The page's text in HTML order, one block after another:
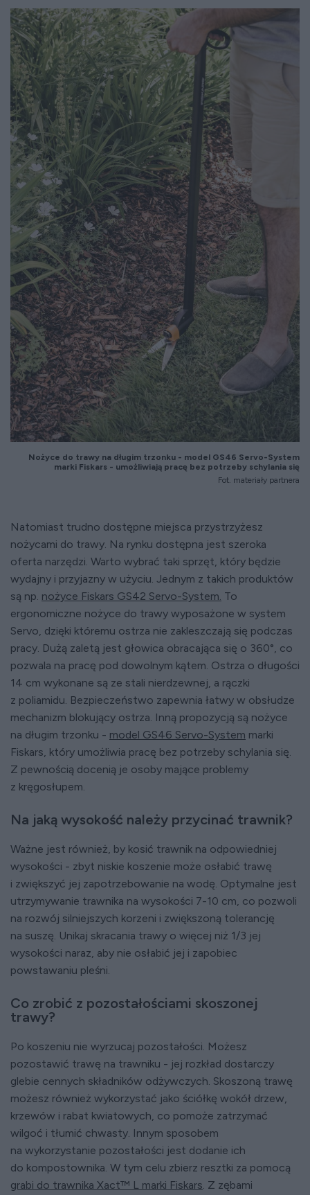
Nożyce do trawy na długim trzonku - model GS46 Servo-System
marki Fiskars - umożliwiają pracę bez potrzeby schylania się
Fot. materiały partnera
Natomiast trudno dostępne miejsca przystrzyżesz
nożycami do trawy. Na rynku dostępna jest szeroka
oferta narzędzi. Warto wybrać taki sprzęt, który będzie
wydajny i przyjazny w użyciu. Jednym z takich produktów
są np. nożyce Fiskars GS42 Servo-System. To
ergonomiczne nożyce do trawy wyposażone w system
Servo, dzięki któremu ostrza nie zakleszczają się podczas
pracy. Dużą zaletą jest głowica obracająca się o 360°, co
pozwala na pracę pod dowolnym kątem. Ostrza o długości
14 cm wykonane są ze stali nierdzewnej, a rączki
z poliamidu. Bezpieczeństwo zapewnia łatwy w obsłudze
mechanizm blokujący ostrza. Inną propozycją są nożyce
na długim trzonku - model GS46 Servo-System marki
Fiskars, który umożliwia pracę bez potrzeby schylania się.
Z pewnością docenią je osoby mające problemy
z kręgosłupem.
Na jaką wysokość należy przycinać trawnik?
Ważne jest również, by kosić trawnik na odpowiedniej
wysokości - zbyt niskie koszenie może osłabić trawę
i zwiększyć jej zapotrzebowanie na wodę. Optymalne jest
utrzymywanie trawnika na wysokości 7-10 cm, co pozwoli
na rozwój silniejszych korzeni i zwiększoną tolerancję
na suszę. Unikaj skracania trawy o więcej niż 1/3 jej
wysokości naraz, aby nie osłabić jej i zapobiec
powstawaniu pleśni.
Co zrobić z pozostałościami skoszonej
trawy?
Po koszeniu nie wyrzucaj pozostałości. Możesz
pozostawić trawę na trawniku - jej rozkład dostarczy
glebie cennych składników odżywczych. Skoszoną trawę
możesz również wykorzystać jako ściółkę wokół drzew,
krzewów i rabat kwiatowych, co pomoże zatrzymać
wilgoć i tłumić chwasty. Innym sposobem
na wykorzystanie pozostałości jest dodanie ich
do kompostownika. W tym celu zbierz resztki za pomocą
grabi do trawnika Xact™ L marki Fiskars. Z zębami